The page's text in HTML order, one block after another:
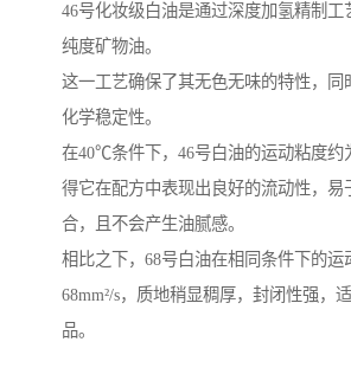
46号化妆级白油是通过深度加氢精制工
纯度矿物油。
这一工艺确保了其无色无味的特性，同
化学稳定性。
在40℃条件下，46号白油的运动粘度约
得它在配方中表现出良好的流动性，易
合，且不会产生油腻感。
相比之下，68号白油在相同条件下的运
68mm²/s，质地稍显稠厚，封闭性强，
品。